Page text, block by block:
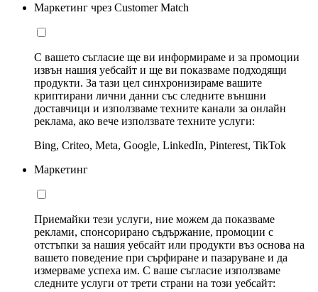
Маркетинг чрез Customer Match
С вашето съгласие ще ви информираме и за промоции
извън нашия уебсайт и ще ви показваме подходящи
продукти. За тази цел синхронизираме вашите
криптирани лични данни със следните външни
доставчици и използваме техните канали за онлайн
реклама, ако вече използвате техните услуги:
Bing, Criteo, Meta, Google, LinkedIn, Pinterest, TikTok
Маркетинг
Приемайки тези услуги, ние можем да показваме
реклами, спонсорирано съдържание, промоции с
отстъпки за нашия уебсайт или продукти въз основа на
вашето поведение при сърфиране и пазаруване и да
измерваме успеха им. С ваше съгласие използваме
следните услуги от трети страни на този уебсайт: